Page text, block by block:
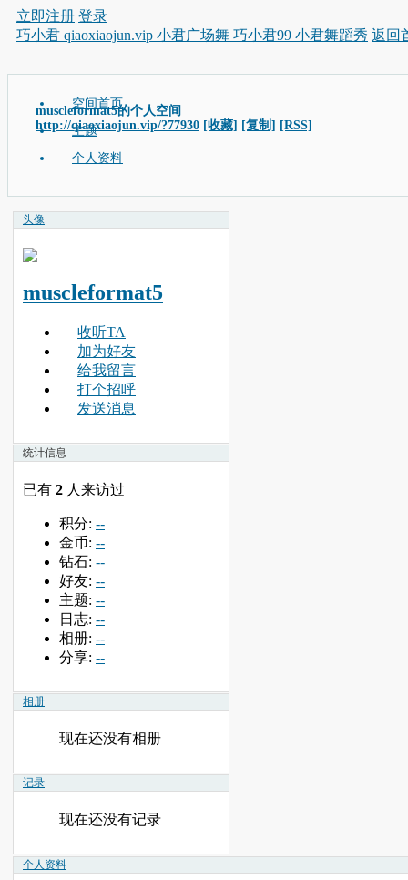
立即注册 登录
巧小君 qiaoxiaojun.vip 小君广场舞 巧小君99 小君舞蹈秀 返回
muscleformat5的个人空间
http://qiaoxiaojun.vip/?77930 [收藏] [复制] [RSS]
空间首页
主题
个人资料
头像
muscleformat5
收听TA
加为好友
给我留言
打个招呼
发送消息
统计信息
已有 2 人来访过
积分: --
金币: --
钻石: --
好友: --
主题: --
日志: --
相册: --
分享: --
相册
现在还没有相册
记录
现在还没有记录
个人资料